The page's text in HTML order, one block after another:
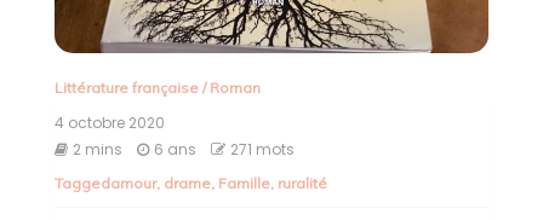
Littérature française/ Roman
4 octobre 2020
2 mins
6 ans 271 mots
Taggedamour, drame, Famille, ruralité